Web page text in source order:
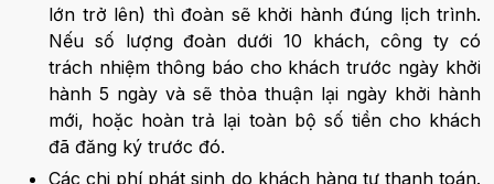
lớn trở lên) thì đoàn sẽ khởi hành đúng lịch trình.
Nếu số lượng đoàn dưới 10 khách, công ty có
trách nhiệm thông báo cho khách trước ngày khởi
hành 5 ngày và sẽ thỏa thuận lại ngày khởi hành
mới, hoặc hoàn trả lại toàn bộ số tiền cho khách
đã đăng ký trước đó.
Các chi phí phát sinh do khách hàng tự thanh toán.